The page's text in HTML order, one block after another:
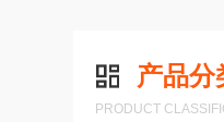
产品分
PRODUCT